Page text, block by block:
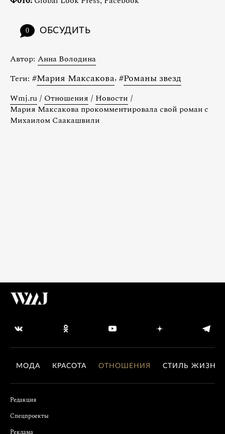
0 ОБСУДИТЬ
Автор: Анна Володина
Теги: #Мария Максакова, #Романы звезд
Wmj.ru / Отношения / Новости /
Мария Максакова прокомментировала свой роман с
Михаилом Саакашвили
МОДА КРАСОТА ОТНОШЕНИЯ СТИЛЬ ЖИЗНИ
Редакция
Спецпроекты